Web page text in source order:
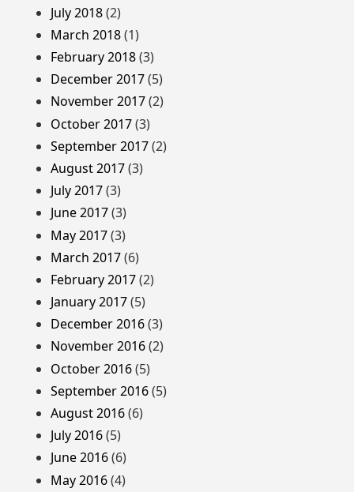
July 2018(2)
March 2018(1)
February 2018(3)
December 2017(5)
November 2017(2)
October 2017(3)
September 2017(2)
August 2017(3)
July 2017(3)
June 2017(3)
May 2017(3)
March 2017(6)
February 2017(2)
January 2017(5)
December 2016(3)
November 2016(2)
October 2016(5)
September 2016(5)
August 2016(6)
July 2016(5)
June 2016(6)
May 2016(4)